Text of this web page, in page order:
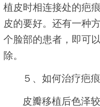
植皮时相连接处的疤
皮的要好。还有一种
个脸部的患者，即可
除。
５、如何治疗疤
皮瓣移植后色泽